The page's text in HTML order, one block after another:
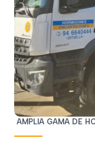
AMPLIA GAMA DE